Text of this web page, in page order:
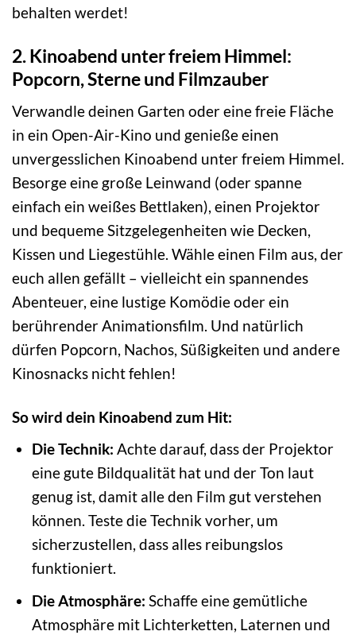
behalten werdet!
2. Kinoabend unter freiem Himmel:
Popcorn, Sterne und Filmzauber
Verwandle deinen Garten oder eine freie Fläche
in ein Open-Air-Kino und genieße einen
unvergesslichen Kinoabend unter freiem Himmel.
Besorge eine große Leinwand (oder spanne
einfach ein weißes Bettlaken), einen Projektor
und bequeme Sitzgelegenheiten wie Decken,
Kissen und Liegestühle. Wähle einen Film aus, der
euch allen gefällt – vielleicht ein spannendes
Abenteuer, eine lustige Komödie oder ein
berührender Animationsfilm. Und natürlich
dürfen Popcorn, Nachos, Süßigkeiten und andere
Kinosnacks nicht fehlen!
So wird dein Kinoabend zum Hit:
Die Technik: Achte darauf, dass der Projektor
eine gute Bildqualität hat und der Ton laut
genug ist, damit alle den Film gut verstehen
können. Teste die Technik vorher, um
sicherzustellen, dass alles reibungslos
funktioniert.
Die Atmosphäre: Schaffe eine gemütliche
Atmosphäre mit Lichterketten, Laternen und